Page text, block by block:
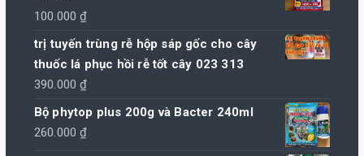
1.020.000 ₫
100.000₫
trị tuyến trùng rễ hộp sáp gốc cho cây
thuốc lá phục hồi rễ tốt cây 023 313
390.000₫
Bộ phytop plus 200g và Bacter 240ml
260.000₫